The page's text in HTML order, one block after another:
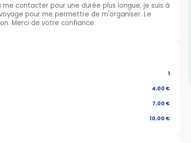
contacter pour une durée plus longue, je suis à
pour me permettre de m'organiser. Le
Merci de votre confiance.
1
4,00 €
7,00 €
10,00 €